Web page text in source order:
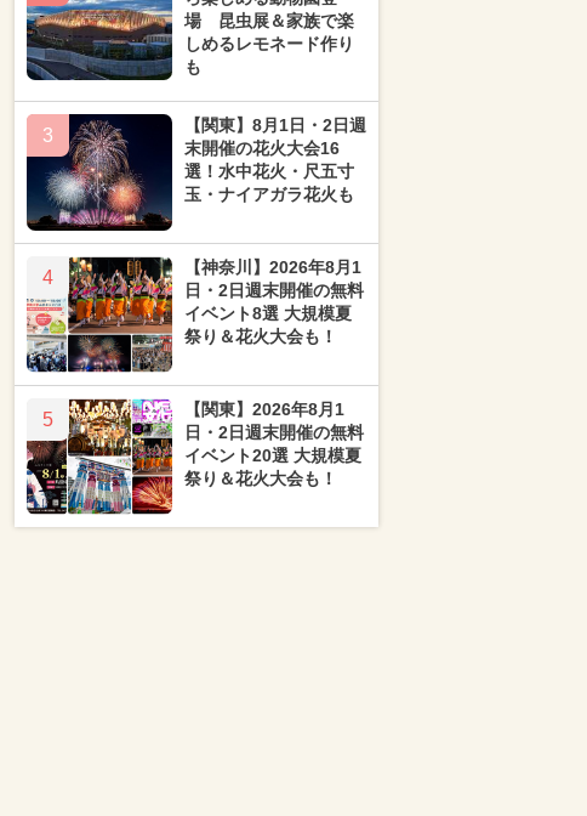
場 昆虫展＆家族で楽
しめるレモネード作り
も
3
【関東】8月1日・2日週
末開催の花火大会16
選！水中花火・尺五寸
玉・ナイアガラ花火も
4
【神奈川】2026年8月1
日・2日週末開催の無料
イベント8選 大規模夏
祭り＆花火大会も！
5
【関東】2026年8月1
日・2日週末開催の無料
イベント20選 大規模夏
祭り＆花火大会も！